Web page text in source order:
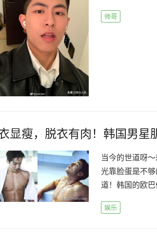
帅哥
显瘦，脱衣有肉！韩国男星
当今的世道呀
光靠脸蛋是不
道！韩国的欧
娱乐